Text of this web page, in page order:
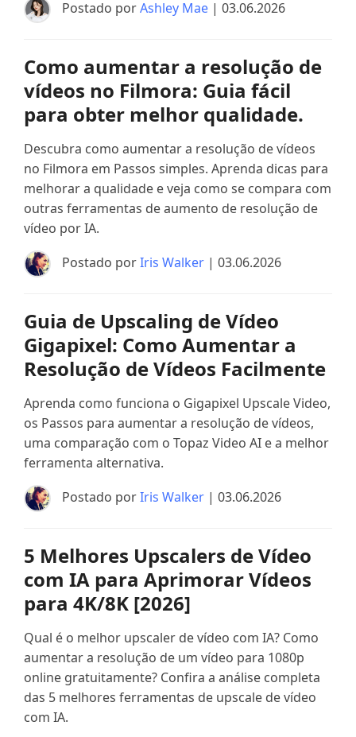
Postado porAshley Mae | 03.06.2026
Como aumentar a resolução de
vídeos no Filmora: Guia fácil
para obter melhor qualidade.
Descubra como aumentar a resolução de vídeos
no Filmora em Passos simples. Aprenda dicas para
melhorar a qualidade e veja como se compara com
outras ferramentas de aumento de resolução de
vídeo por IA.
Postado porIris Walker | 03.06.2026
Guia de Upscaling de Vídeo
Gigapixel: Como Aumentar a
Resolução de Vídeos Facilmente
Aprenda como funciona o Gigapixel Upscale Video,
os Passos para aumentar a resolução de vídeos,
uma comparação com o Topaz Video AI e a melhor
ferramenta alternativa.
Postado porIris Walker | 03.06.2026
5 Melhores Upscalers de Vídeo
com IA para Aprimorar Vídeos
para 4K/8K [2026]
Qual é o melhor upscaler de vídeo com IA? Como
aumentar a resolução de um vídeo para 1080p
online gratuitamente? Confira a análise completa
das 5 melhores ferramentas de upscale de vídeo
com IA.